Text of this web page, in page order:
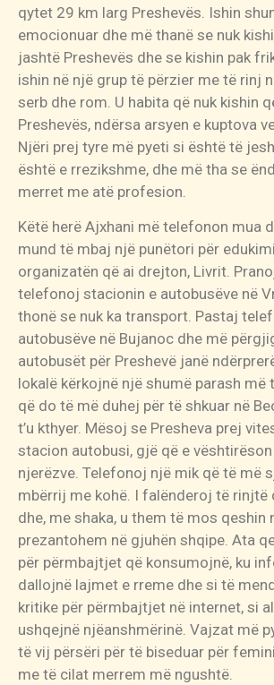
qytet 29 km larg Preshevës. Ishin
emocionuar dhe më thanë se nuk
jashtë Preshevës dhe se kishin pak
ishin në një grup të përzier me të rinj
serb dhe rom. U habita që nuk kishin
Preshevës, ndërsa arsyen e kuptova
Njëri prej tyre më pyeti si është të
është e rrezikshme, dhe më tha se
merret me atë profesion.
Këtë herë Ajxhani më telefonon mua
mund të mbaj një punëtori për
organizatën që ai drejton, Livrit.
telefonoj stacionin e autobusëve në
thonë se nuk ka transport. Pastaj
autobusëve në Bujanoc dhe më
autobusët për Preshevë janë
lokalë kërkojnë një shumë parash më
që do të më duhej për të shkuar në
t’u kthyer. Mësoj se Presheva prej
stacion autobusi, gjë që e
njerëzve. Telefonoj një mik që të më
mbërrij me kohë. I falënderoj të rinjtë
dhe, me shaka, u them të mos qeshin
prezantohem në gjuhën shqipe. Ata
për përmbajtjet që konsumojnë, ku
dallojnë lajmet e rreme dhe si të
kritike për përmbajtjet në internet, si
ushqejnë njëanshmërinë. Vajzat më
të vij përsëri për të biseduar për
me të cilat merrem më ngushtë.